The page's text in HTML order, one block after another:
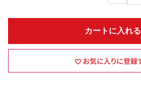
カートに入れる